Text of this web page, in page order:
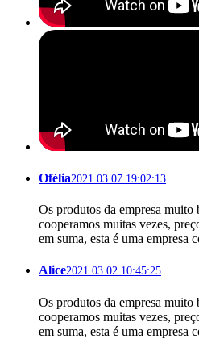
Ofélia2021.03.07 19:02:13
Os produtos da empresa muito
cooperamos muitas vezes,
em suma, esta é uma empresa
Alice2021.03.02 10:45:25
Os produtos da empresa muito
cooperamos muitas vezes,
em suma, esta é uma empresa